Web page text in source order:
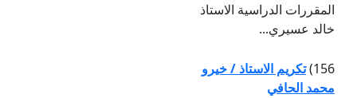
المقررات الدراسية الاستاذ
خالد عسيري...
156) تكريم الاستاذ / خيرو
محمد الحافي